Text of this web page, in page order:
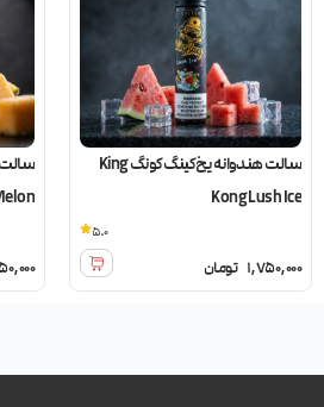
سالت هندوانه یخ کینگ کونگ King
Kong Lush Ice
1,750,000 تومان
5.0